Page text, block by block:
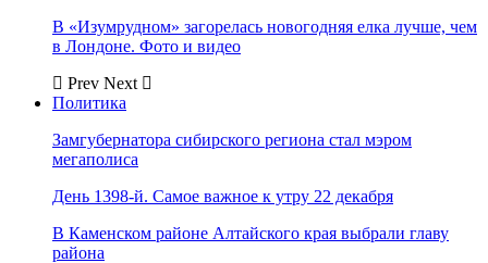
В «Изумрудном» загорелась новогодняя елка лучше, чем
в Лондоне. Фото и видео
Prev Next
Политика
Замгубернатора сибирского региона стал мэром
мегаполиса
День 1398-й. Самое важное к утру 22 декабря
В Каменском районе Алтайского края выбрали главу
района